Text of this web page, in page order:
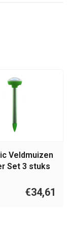
Veldmuizen
Set 3 stuks
€34,61